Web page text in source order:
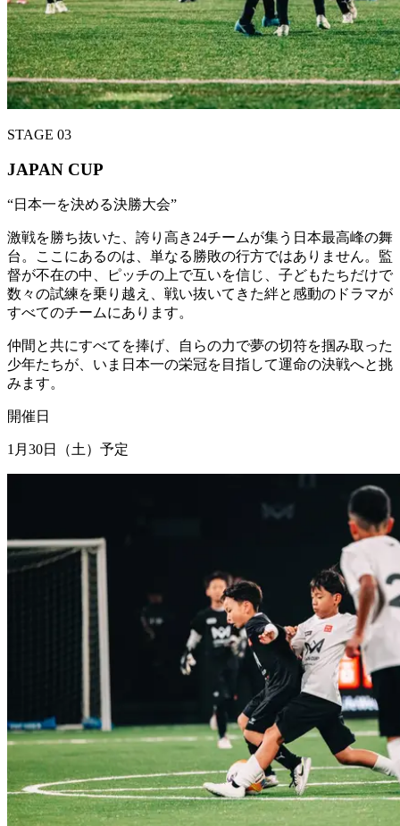
STAGE 03
JAPAN CUP
“日本一を決める決勝大会”
激戦を勝ち抜いた、誇り高き24チームが集う日本最高峰の舞
台。ここにあるのは、単なる勝敗の行方ではありません。監
督が不在の中、ピッチの上で互いを信じ、子どもたちだけで
数々の試練を乗り越え、戦い抜いてきた絆と感動のドラマが
すべてのチームにあります。
仲間と共にすべてを捧げ、自らの力で夢の切符を掴み取った
少年たちが、いま日本一の栄冠を目指して運命の決戦へと挑
みます。
開催日
1月30日（土）予定